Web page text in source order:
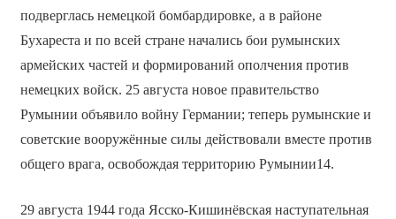
подверглась немецкой бомбардировке, а в районе
Бухареста и по всей стране начались бои румынских
армейских частей и формирований ополчения против
немецких войск. 25 августа новое правительство
Румынии объявило войну Германии; теперь румынские и
советские вооружённые силы действовали вместе против
общего врага, освобождая территорию Румынии14.
29 августа 1944 года Ясско-Кишинёвская наступательная